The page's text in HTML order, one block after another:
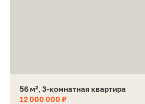
56 м², 3-комнатная квартира
12 000 000 ₽